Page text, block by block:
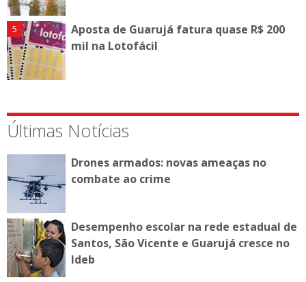
Aposta de Guarujá fatura quase R$ 200
mil na Lotofácil
Últimas Notícias
Drones armados: novas ameaças no
combate ao crime
Desempenho escolar na rede estadual de
Santos, São Vicente e Guarujá cresce no
Ideb